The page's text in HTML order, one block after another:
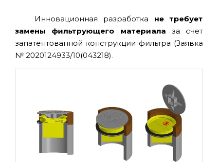
Инновационная разработка не требует
замены фильтрующего материала за счет
запатентованной конструкции фильтра (Заявка
№ 2020124933/10(043218).